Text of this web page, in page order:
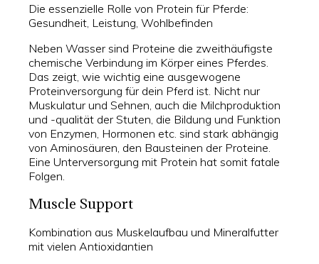
Die essenzielle Rolle von Protein für Pferde:
Gesundheit, Leistung, Wohlbefinden
Neben Wasser sind Proteine die zweithäufigste
chemische Verbindung im Körper eines Pferdes.
Das zeigt, wie wichtig eine ausgewogene
Proteinversorgung für dein Pferd ist. Nicht nur
Muskulatur und Sehnen, auch die Milchproduktion
und -qualität der Stuten, die Bildung und Funktion
von Enzymen, Hormonen etc. sind stark abhängig
von Aminosäuren, den Bausteinen der Proteine.
Eine Unterversorgung mit Protein hat somit fatale
Folgen.
Muscle Support
Kombination aus Muskelaufbau und Mineralfutter
mit vielen Antioxidantien